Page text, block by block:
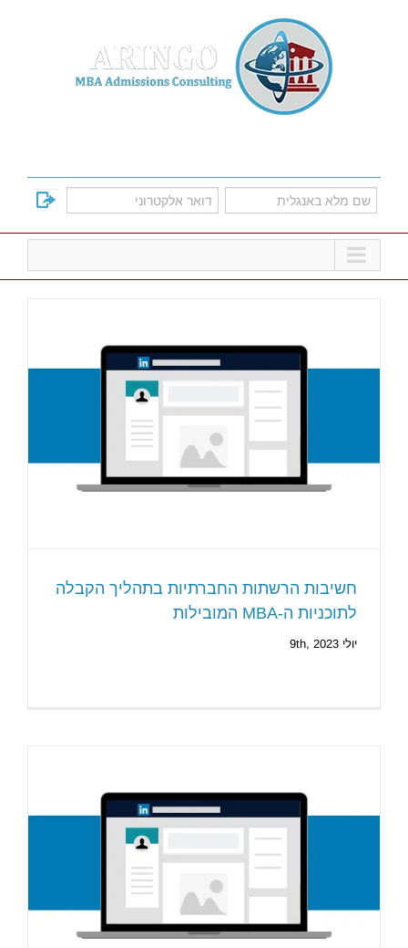
חשיבות הרשתות החברתיות בתהליך הקבלה
לתוכניות ה-MBA המובילות
יולי 9th, 2023